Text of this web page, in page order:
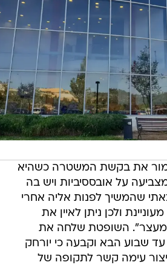
את בקשת המשטרה כשהיא
על אובססיביות ויש בה
שהמשיך לפנות אליה אחרי
ולכן ניתן לאיין את
מעצר". השופטת שלחה את
שבוע הבא וקבעה כי יורחק
עימה קשר לתקופה של